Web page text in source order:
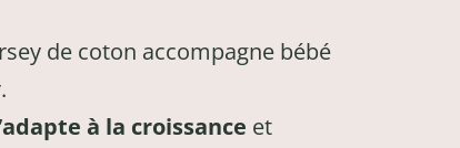
de coton accompagne bébé
à la croissance et